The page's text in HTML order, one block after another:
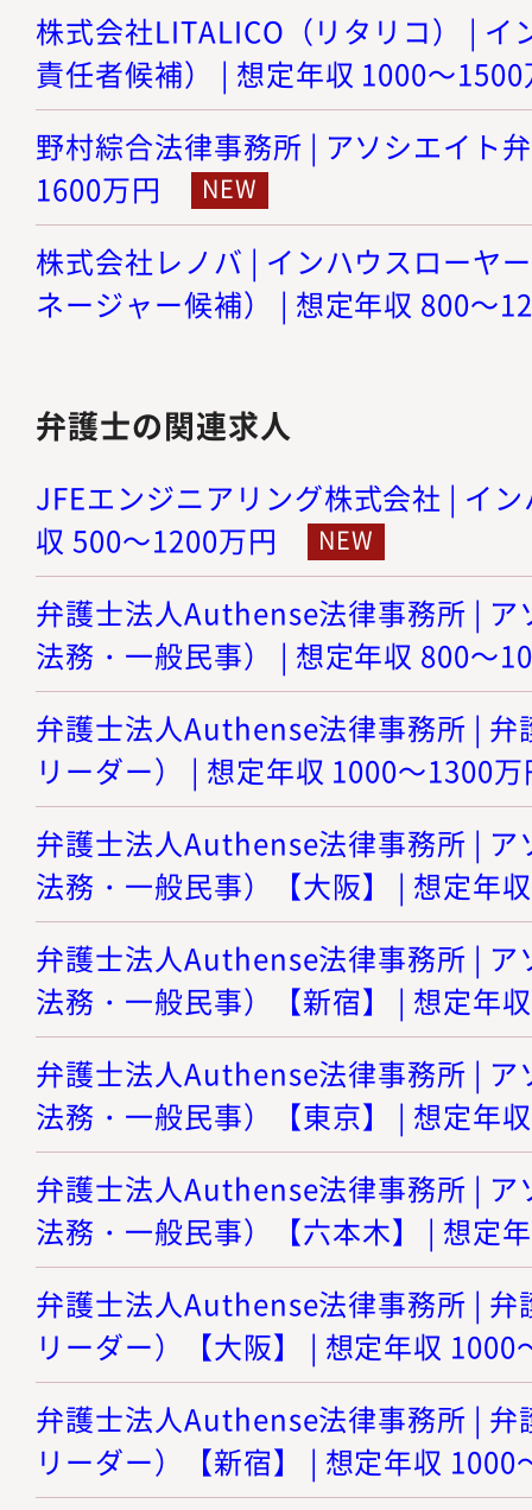
株式会社LITALICO（リタリコ） | イ
責任者候補） | 想定年収 1000～
野村綜合法律事務所 | アソシエイト
1600万円
株式会社レノバ | インハウスローヤ
ネージャー候補） | 想定年収 800～
弁護士の関連求人
JFEエンジニアリング株式会社 | イ
収 500～1200万円
弁護士法人Authense法律事務所 | ア
法務・一般民事） | 想定年収 800～
弁護士法人Authense法律事務所 | 弁
リーダー） | 想定年収 1000～1300
弁護士法人Authense法律事務所 | ア
法務・一般民事）【大阪】 | 想定年
弁護士法人Authense法律事務所 | ア
法務・一般民事）【新宿】 | 想定年
弁護士法人Authense法律事務所 | ア
法務・一般民事）【東京】 | 想定年
弁護士法人Authense法律事務所 | ア
法務・一般民事）【六本木】 | 想定
弁護士法人Authense法律事務所 | 弁
リーダー）【大阪】 | 想定年収 1000
弁護士法人Authense法律事務所 | 弁
リーダー）【新宿】 | 想定年収 1000